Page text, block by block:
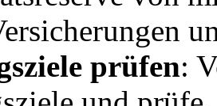
prüfen: